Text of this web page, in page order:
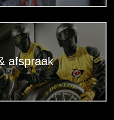
afspraak